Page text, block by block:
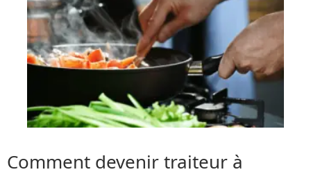
Comment devenir traiteur à